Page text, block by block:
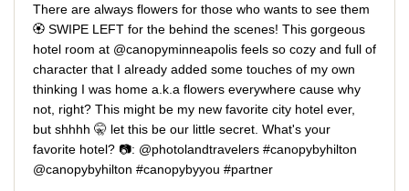
There are always flowers for those who wants to see them
🏵️ SWIPE LEFT for the behind the scenes! This gorgeous
hotel room at @canopyminneapolis feels so cozy and full of
character that I already added some touches of my own
thinking I was home a.k.a flowers everywhere cause why
not, right? This might be my new favorite city hotel ever,
but shhhh 🤫 let this be our little secret. What's your
favorite hotel? 📷: @photolandtravelers #canopybyhilton
@canopybyhilton #canopybyyou #partner